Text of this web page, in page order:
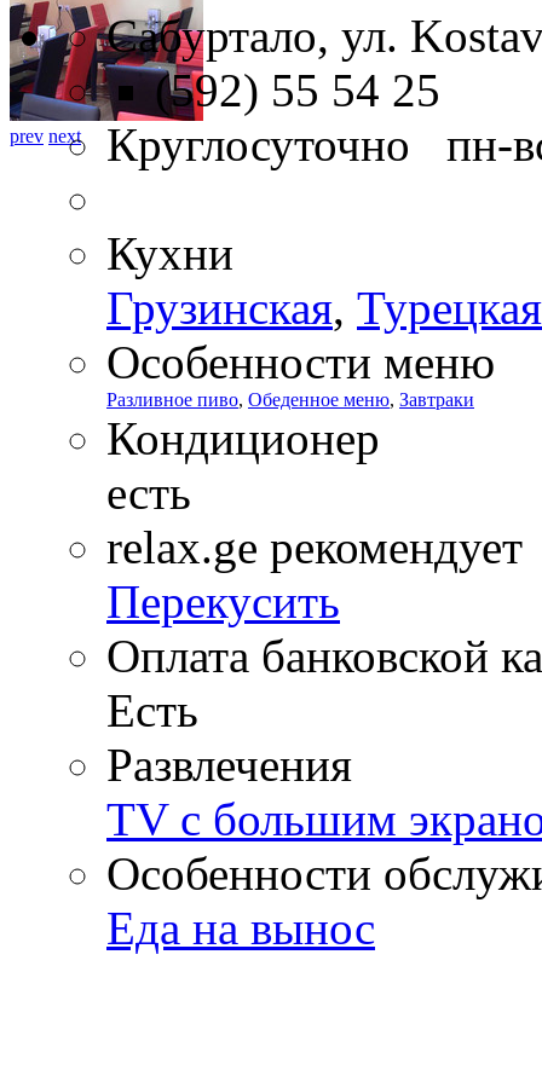
prev next
Сабуртало, ул.
(592) 55 54 25
Круглосуточно пн-
Кухни
Грузинская, Турецкая
Особенности меню
Разливное пиво, Обеденное меню, Завтраки
Кондиционер
есть
relax.ge рекомендует
Перекусить
Оплата банковской
Есть
Развлечения
TV с большим
Особенности
Еда на вынос